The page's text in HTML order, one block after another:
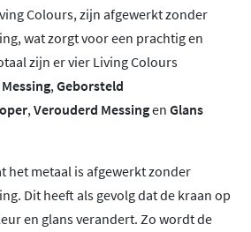
Colours, zijn afgewerkt zonder
wat zorgt voor een prachtig en
zijn er vier Living Colours
, Geborsteld
, Verouderd Messingen Glans
het metaal is afgewerkt zonder
Dit heeft als gevolg dat de kraan op
en glans verandert. Zo wordt de